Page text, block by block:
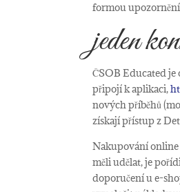
formou
jeden
ČSOB Educated je
připojí k aplikaci,
nových příběhů
získají přístup z
Nakupování online
měli udělat, je
doporučení u e-